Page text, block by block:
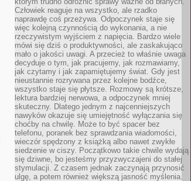
Człowiek reaguje na wszystko, ale rzadko
naprawdę coś przeżywa. Odpoczynek staje się
więc kolejną czynnością do wykonania, a nie
rzeczywistym wyjściem z napięcia. Bardzo wiele
mówi się dziś o produktywności, ale zaskakująco
mało o jakości uwagi. A przecież to właśnie uwaga
decyduje o tym, jak pracujemy, jak rozmawiamy,
jak czytamy i jak zapamiętujemy świat. Gdy jest
nieustannie rozrywana przez kolejne bodźce,
wszystko staje się płytsze. Rozmowy są krótsze,
lektura bardziej nerwowa, a odpoczynek mniej
skuteczny. Dlatego jednym z najcenniejszych
nawyków okazuje się umiejętność wyłączania się
choćby na chwilę. Może to być spacer bez
telefonu, poranek bez sprawdzania wiadomości,
wieczór spędzony z książką albo nawet zwykłe
siedzenie w ciszy. Początkowo takie chwile wydają
się dziwne, bo jesteśmy przyzwyczajeni do stałej
stymulacji. Z czasem jednak zaczynają przynosić
ulgę, a potem również większą jasność myślenia.